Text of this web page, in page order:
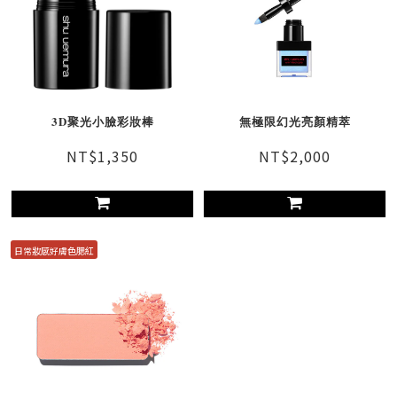
3D聚光小臉彩妝棒
NT$1,350
無極限幻光亮顏精萃
NT$2,000
日常妝感好膚色腮紅